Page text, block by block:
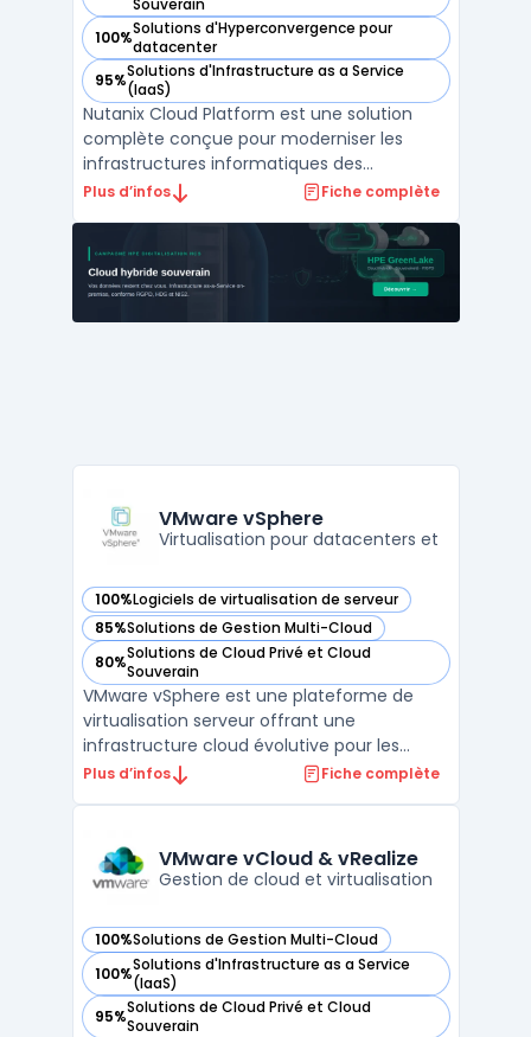
Souverain
100%Solutions d'Hyperconvergence pour
datacenter
— voir Nutanix Cloud Platform dans cette catégorie
95%Solutions d'Infrastructure as a Service
(IaaS)
— voir Nutanix Cloud Platform dans cette catégorie
Nutanix Cloud Platform est une solution
complète conçue pour moderniser les
infrastructures informatiques des
entreprises en intégrant des services de
mise en réseau dans une plateforme
unifiée. La plateforme prend en charge les
Plus d’infos Fiche complète
VMware vSphere
Virtualisation pour datacenters et
100%Logiciels de virtualisation de serveur
— voir VMware vSphere dans cette catégorie
85%Solutions de Gestion Multi-Cloud
— voir VMware vSphere dans cette catégorie
80%Solutions de Cloud Privé et Cloud
Souverain
— voir VMware vSphere dans cette catégorie
VMware vSphere est une plateforme de
virtualisation serveur offrant une
infrastructure cloud évolutive pour les
entreprises. Elle permet de gérer facilement
disponibilité des applications. Avec VMware
vSphere, les entrepris ...
Plus d’infos Fiche complète
VMware vCloud & vRealize
Gestion de cloud et virtualisation
100%Solutions de Gestion Multi-Cloud
— voir VMware vCloud & vRealize dans cette catégorie
100%Solutions d'Infrastructure as a Service
(IaaS)
— voir VMware vCloud & vRealize dans cette catégorie
95%Solutions de Cloud Privé et Cloud
Souverain
— voir VMware vCloud & vRealize dans cette catégorie